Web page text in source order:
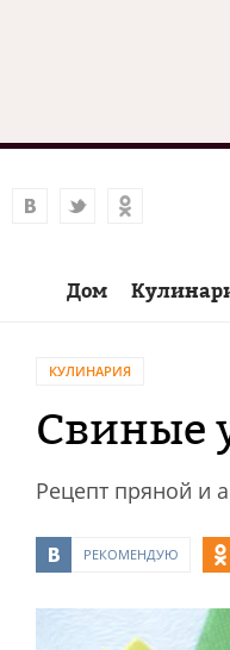
Дом
КУЛИНАРИЯ
Свиные
Рецепт пряной и
РЕКОМЕНДУЮ